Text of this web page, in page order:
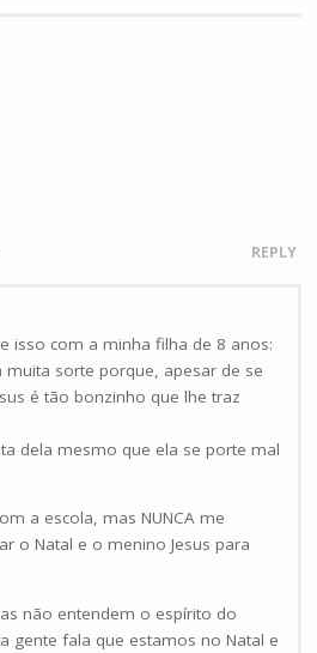
REPLY
isso com a minha filha de 8 anos:
muita sorte porque, apesar de se
é tão bonzinho que lhe traz
dela mesmo que ela se porte mal
a escola, mas NUNCA me
o Natal e o menino Jesus para
não entendem o espírito do
gente fala que estamos no Natal e